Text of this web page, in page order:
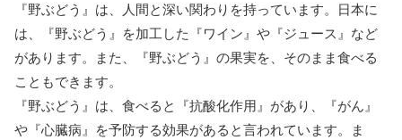
『野ぶどう』は、人間と深い関わりを持っています。日本に
は、『野ぶどう』を加工した『ワイン』や『ジュース』など
があります。また、『野ぶどう』の果実を、そのまま食べる
こともできます。
『野ぶどう』は、食べると『抗酸化作用』があり、『がん』
や『心臓病』を予防する効果があると言われています。ま